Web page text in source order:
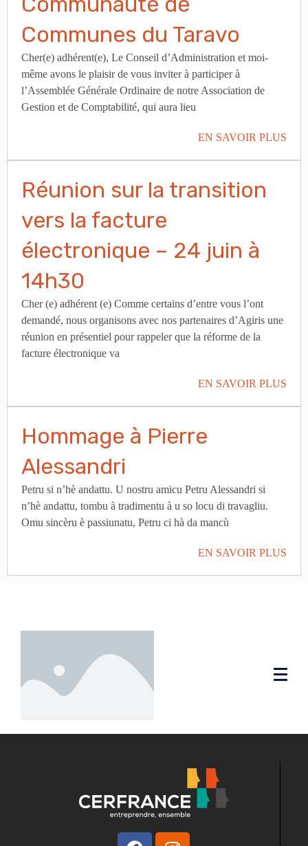
Communes du Taravo
Cher(e) adhérent(e), Le Conseil d’Administration et moi-
même avons le plaisir de vous inviter à participer à
l’Assemblée Générale Ordinaire de notre Association de
Gestion et de Comptabilité, qui aura lieu
EN SAVOIR PLUS
Réunion sur la transition
vers la facture
électronique – 24 juin à
14h30
Cher (e) adhérent (e) Comme certains d’entre vous l’ont
demandé, nous organisons avec nos partenaires d’Agiris une
réunion en présentiel pour rappeler que la réforme de la
facture électronique va
EN SAVOIR PLUS
Hommage à Pierre
Alessandri
Petru si n’hè andattu. U nostru amicu Petru Alessandri si
n’hè andattu, tombu à tradimentu à u so locu di travagliu.
Omu sincèru è passiunatu, Petru ci hà da mancù
EN SAVOIR PLUS